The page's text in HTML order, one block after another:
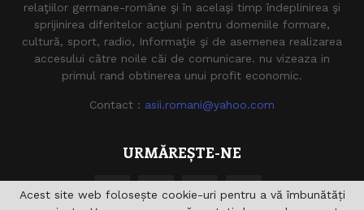
relaţiilor germane-române şi în acelaşi timp îndeplinirea şi
sprijinirea diferitelor acţiuni pentru domeniile formare,
cultură, sport, radio, Informaţie şi de asemenea realizarea
accesului către noile căi de comunicare. nu vizeaza in
primul rand obtinerea unui profit economic.
Contact : asii.romani@yahoo.com
URMĂREȘTE-NE
Acest site web folosește cookie-uri pentru a vă îmbunătăți